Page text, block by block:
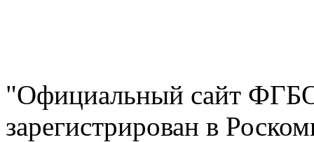
"Официальный сайт
зарегистрирован в